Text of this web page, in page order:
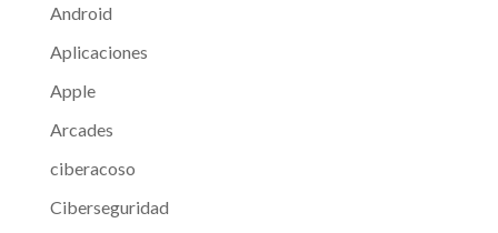
Android
Aplicaciones
Apple
Arcades
ciberacoso
Ciberseguridad